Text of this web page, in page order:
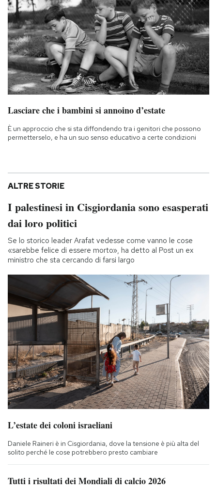
Lasciare che i bambini si annoino d’estate
È un approccio che si sta diffondendo tra i genitori che possono
permetterselo, e ha un suo senso educativo a certe condizioni
ALTRE STORIE
I palestinesi in Cisgiordania sono esasperati
dai loro politici
Se lo storico leader Arafat vedesse come vanno le cose
«sarebbe felice di essere morto», ha detto al Post un ex
ministro che sta cercando di farsi largo
L’estate dei coloni israeliani
Daniele Raineri è in Cisgiordania, dove la tensione è più alta del
solito perché le cose potrebbero presto cambiare
Tutti i risultati dei Mondiali di calcio 2026